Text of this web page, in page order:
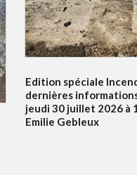
Edition spéciale
dernières
jeudi 30 juillet 2026 à
Emilie Gebleux